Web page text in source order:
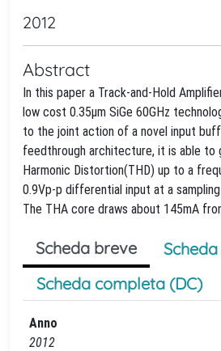
2012
Abstract
In this paper a Track-and-Hold
low cost 0.35μm SiGe 60GHz
to the joint action of a novel input
feedthrough architecture, it is able to
Harmonic Distortion(THD) up to a
0.9Vp-p differential input at a
The THA core draws about 145mA
Scheda breve
Scheda completa (DC)
Anno
2012